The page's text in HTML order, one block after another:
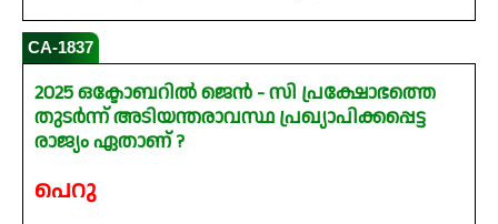
CA-1837
2025 ഒക്ടോബറിൽ ജെൻ - സി പ്രക്ഷോഭത്തെ
തുടർന്ന് അടിയന്തരാവസ്ഥ പ്രഖ്യാപിക്കപ്പെട്ട
രാജ്യം ഏതാണ് ?
പെറു